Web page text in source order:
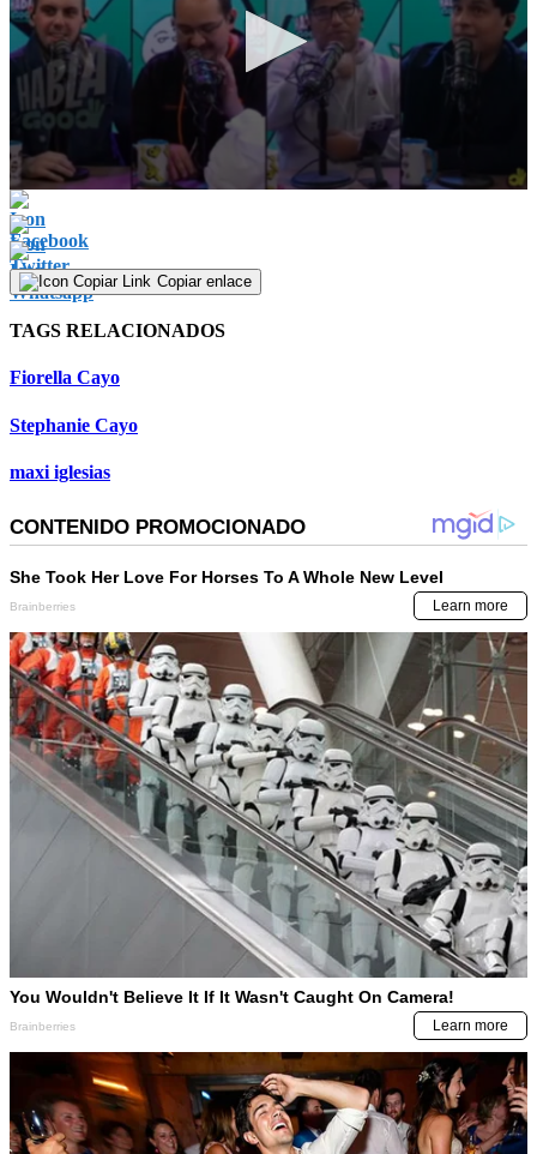
0
seconds
of
1
minute,
4
Copiar enlace
TAGS RELACIONADOS
Fiorella Cayo
Stephanie Cayo
maxi iglesias